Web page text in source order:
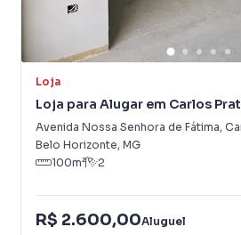
Loja
Loja para Alugar em Carlos
Avenida Nossa Senhora de Fátima,
Belo Horizonte, MG
100m² 2
R$ 2.600,00Aluguel